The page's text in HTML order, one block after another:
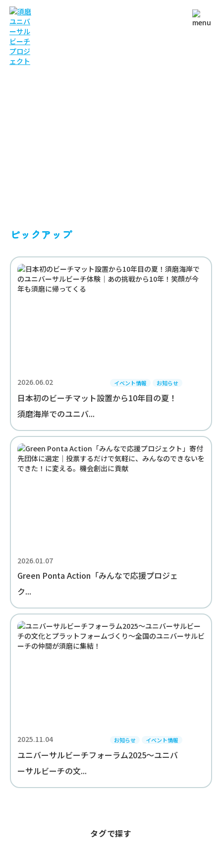
ピックアップ
2026.06.02 イベント情報 お知らせ
日本初のビーチマット設置から10年目の夏！
須磨海岸でのユニバ...
2026.01.07
Green Ponta Action「みんなで応援プロジェ
ク...
2025.11.04 お知らせ イベント情報
ユニバーサルビーチフォーラム2025～ユニバ
ーサルビーチの文...
タグで探す